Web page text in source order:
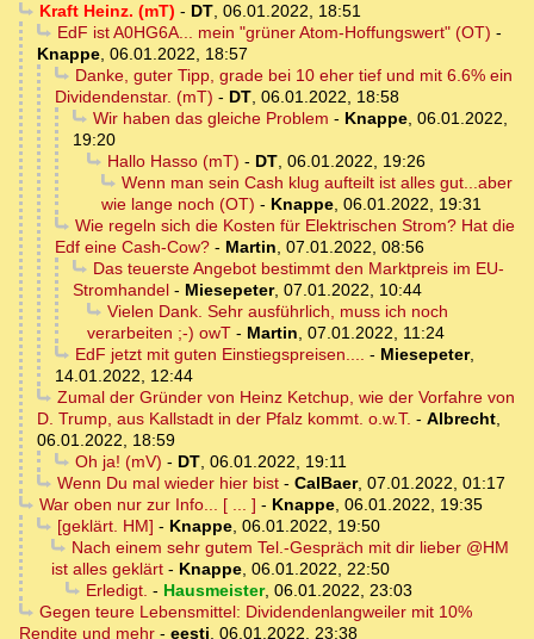
Kraft Heinz. (mT) - DT, 06.01.2022, 18:51
EdF ist A0HG6A... mein "grüner Atom-Hoffungswert" (OT) -
Knappe, 06.01.2022, 18:57
Danke, guter Tipp, grade bei 10 eher tief und mit 6.6% ein
Dividendenstar. (mT) - DT, 06.01.2022, 18:58
Wir haben das gleiche Problem - Knappe, 06.01.2022,
19:20
Hallo Hasso (mT) - DT, 06.01.2022, 19:26
Wenn man sein Cash klug aufteilt ist alles gut...aber
wie lange noch (OT) - Knappe, 06.01.2022, 19:31
Wie regeln sich die Kosten für Elektrischen Strom? Hat die
Edf eine Cash-Cow? - Martin, 07.01.2022, 08:56
Das teuerste Angebot bestimmt den Marktpreis im EU-
Stromhandel - Miesepeter, 07.01.2022, 10:44
Vielen Dank. Sehr ausführlich, muss ich noch
verarbeiten ;-) owT - Martin, 07.01.2022, 11:24
EdF jetzt mit guten Einstiegspreisen.... - Miesepeter,
14.01.2022, 12:44
Zumal der Gründer von Heinz Ketchup, wie der Vorfahre von
D. Trump, aus Kallstadt in der Pfalz kommt. o.w.T. - Albrecht,
06.01.2022, 18:59
Oh ja! (mV) - DT, 06.01.2022, 19:11
Wenn Du mal wieder hier bist- CalBaer, 07.01.2022, 01:17
War oben nur zur Info... [ ... ] - Knappe, 06.01.2022, 19:35
[geklärt. HM] - Knappe, 06.01.2022, 19:50
Nach einem sehr gutem Tel.-Gespräch mit dir lieber @HM
ist alles geklärt - Knappe, 06.01.2022, 22:50
Erledigt. - Hausmeister, 06.01.2022, 23:03
Gegen teure Lebensmittel: Dividendenlangweiler mit 10%
Rendite und mehr - eesti, 06.01.2022, 23:38